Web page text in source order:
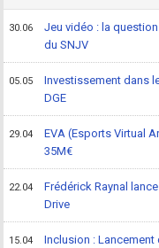
30.06
Jeu vidéo : la
du SNJV
05.05
Investissement dans
DGE
29.04
EVA (Esports Virtual
35M€
22.04
Frédérick Raynal
Drive
15.04
Inclusion :